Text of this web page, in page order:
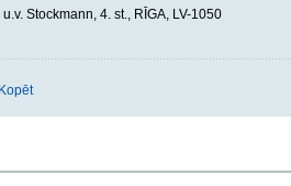
Stockmann, 4. st., RĪGA, LV-1050
Kopēt